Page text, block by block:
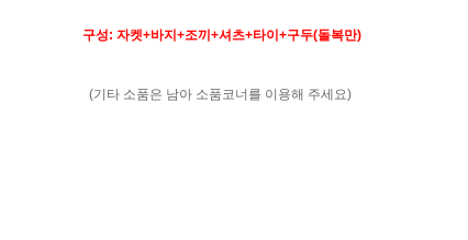
구성: 자켓+바지+조끼+셔츠+타이+구두(돌복만)
(기타 소품은 남아 소품코너를 이용해 주세요)